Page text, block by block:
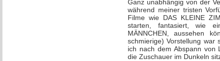
Ganz unabhängig von der
während meiner tristen
Filme wie DAS KLEINE
starten, fantasiert, wie
MÄNNCHEN, aussehen
schmierige) Vorstellung war
ich nach dem Abspann von
die Zuschauer im Dunkeln